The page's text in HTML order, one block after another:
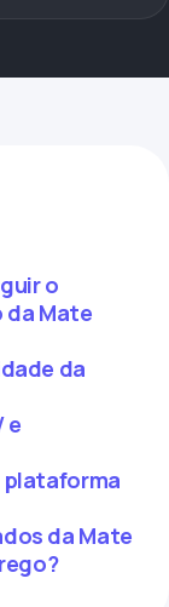
o
da Mate
da
e
plataforma
da Mate